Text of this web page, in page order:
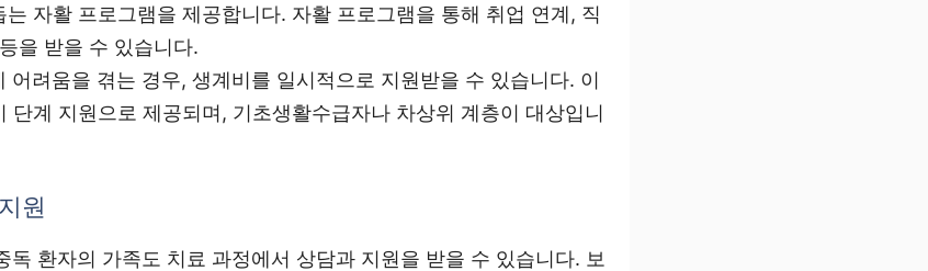
는 자활 프로그램을 제공합니다. 자활 프로그램을 통해 취업 연계, 직
을 받을 수 있습니다.
어려움을 겪는 경우, 생계비를 일시적으로 지원받을 수 있습니다. 이
단계 지원으로 제공되며, 기초생활수급자나 차상위 계층이 대상입니
원
독 환자의 가족도 치료 과정에서 상담과 지원을 받을 수 있습니다. 보